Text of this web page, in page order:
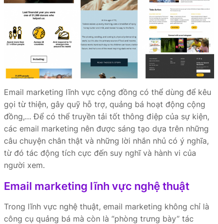
Email marketing lĩnh vực cộng đồng có thể dùng để kêu
gọi từ thiện, gây quỹ hỗ trợ, quảng bá hoạt động cộng
đồng,… Để có thể truyền tải tốt thông điệp của sự kiện,
các email marketing nên được sáng tạo dựa trên những
câu chuyện chân thật và những lời nhắn nhủ có ý nghĩa,
từ đó tác động tích cực đến suy nghĩ và hành vi của
người xem.
Email marketing lĩnh vực nghệ thuật
Trong lĩnh vực nghệ thuật, email marketing không chỉ là
công cụ quảng bá mà còn là “phòng trưng bày” tác